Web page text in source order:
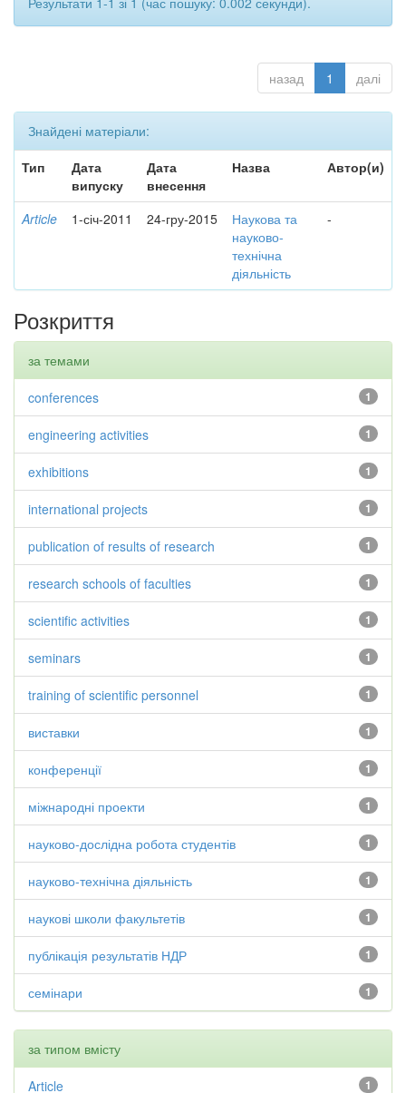
назад 1 далі
Знайдені матеріали:
Тип
Дата
випуску
Дата
внесення
Назва Автор(и)
Article 1-січ-2011 24-гру-2015
Наукова та
науково-
технічна
діяльність
-
Розкриття
за темами
1
conferences
1
engineering activities
1
exhibitions
1
international projects
1
publication of results of research
1
research schools of faculties
1
scientific activities
1
seminars
1
training of scientific personnel
1
виставки
1
конференції
1
міжнародні проекти
1
науково-дослідна робота студентів
1
науково-технічна діяльність
1
наукові школи факультетів
1
публікація результатів НДР
1
семінари
за типом вмісту
1
Article